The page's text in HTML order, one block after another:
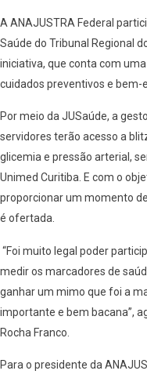
A ANAJUSTRA Federal
Saúde do Tribunal Regional
iniciativa, que conta com
cuidados preventivos e bem-
Por meio da JUSaúde, a
servidores terão acesso a
glicemia e pressão arterial,
Unimed Curitiba. E com o
proporcionar um momento
é ofertada.
“Foi muito legal poder
medir os marcadores de
ganhar um mimo que foi a
importante e bem bacana”,
Rocha Franco.
Para o presidente da